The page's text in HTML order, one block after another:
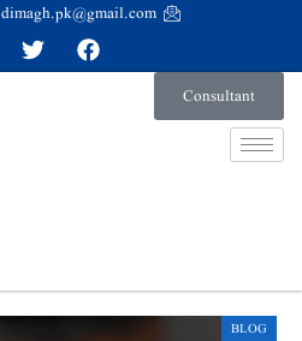
dimagh.pk@gmail.com
Consultant
BLOG